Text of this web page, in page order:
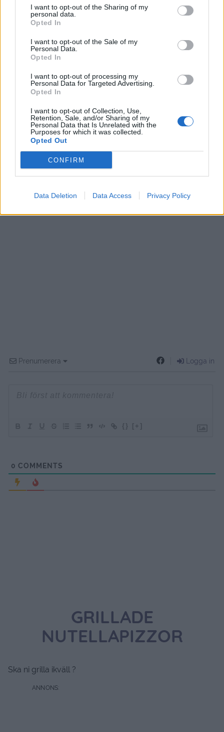
I want to opt-out of the Sharing of my
personal data.
Opted In
I want to opt-out of the Sale of my
Personal Data.
Opted In
I want to opt-out of processing my
Personal Data for Targeted Advertising.
Opted In
I want to opt-out of Collection, Use,
Retention, Sale, and/or Sharing of my
Personal Data that Is Unrelated with the
Purposes for which it was collected.
Opted Out
CONFIRM
Data Deletion Data Access Privacy Policy
Prenumerera Logga in
{} [+]
0 COMMENTS
GRILLADE
NUTELLAPIZZOR
Ska ni grilla ikväll ?